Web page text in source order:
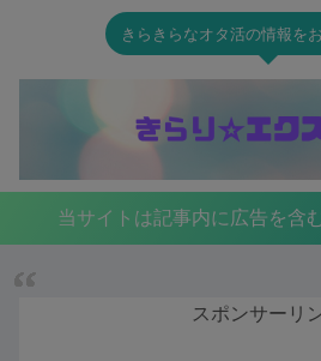
きらきらなオタ活の情報を
当サイトは記事内に広告を含
スポンサーリ